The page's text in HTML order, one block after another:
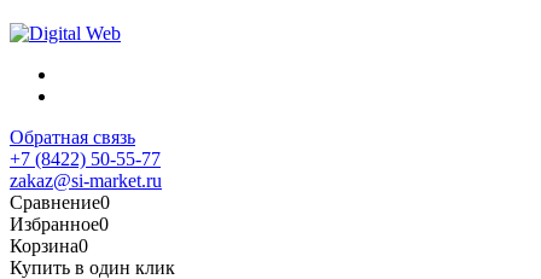
Обратная связь
+7 (8422) 50-55-77
zakaz@si-market.ru
Сравнение0
Избранное0
Корзина0
Купить в один клик